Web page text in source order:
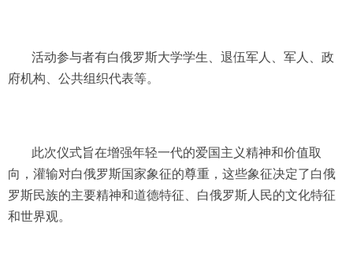
活动参与者有白俄罗斯大学学生、退伍军人、军人、政
府机构、公共组织代表等。
此次仪式旨在增强年轻一代的爱国主义精神和价值取
向，灌输对白俄罗斯国家象征的尊重，这些象征决定了白俄
罗斯民族的主要精神和道德特征、白俄罗斯人民的文化特征
和世界观。